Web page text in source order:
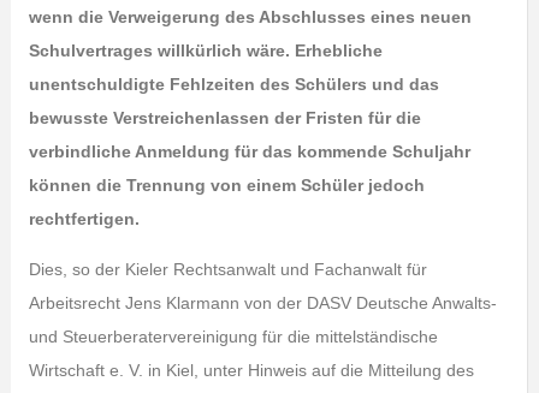
wenn die Verweigerung des Abschlusses eines neuen
Schulvertrages willkürlich wäre. Erhebliche
unentschuldigte Fehlzeiten des Schülers und das
bewusste Verstreichenlassen der Fristen für die
verbindliche Anmeldung für das kommende Schuljahr
können die Trennung von einem Schüler jedoch
rechtfertigen.
Dies, so der Kieler Rechtsanwalt und Fachanwalt für
Arbeitsrecht Jens Klarmann von der DASV Deutsche Anwalts-
und Steuerberatervereinigung für die mittelständische
Wirtschaft e. V. in Kiel, unter Hinweis auf die Mitteilung des